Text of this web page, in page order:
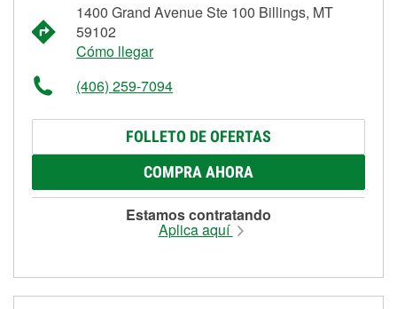
1400 Grand Avenue Ste 100 Billings, MT
59102
Cómo llegar
(406) 259-7094
FOLLETO DE OFERTAS
COMPRA AHORA
Estamos contratando
Aplica aquí